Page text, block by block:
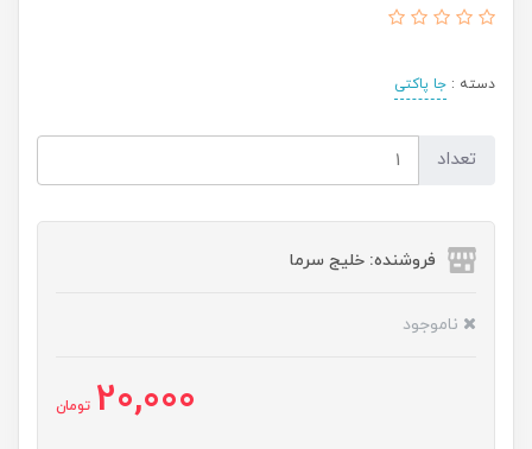
دسته : جا پاکتی
تعداد
فروشنده: خلیج سرما
ناموجود
20,000 تومان